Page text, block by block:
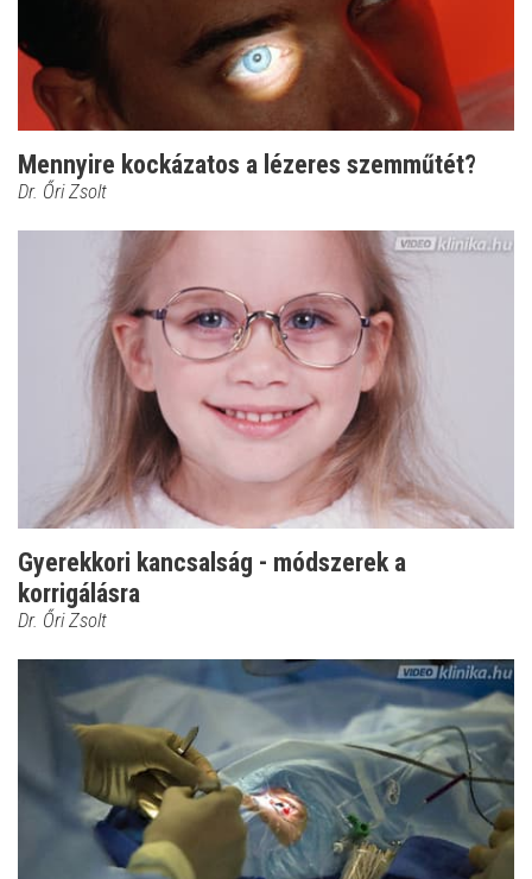
Mennyire kockázatos a lézeres szemműtét?
Dr. Őri Zsolt
Gyerekkori kancsalság - módszerek a
korrigálásra
Dr. Őri Zsolt